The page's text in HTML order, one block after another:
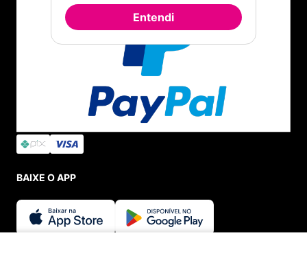
BAIXE O APP
Entendi